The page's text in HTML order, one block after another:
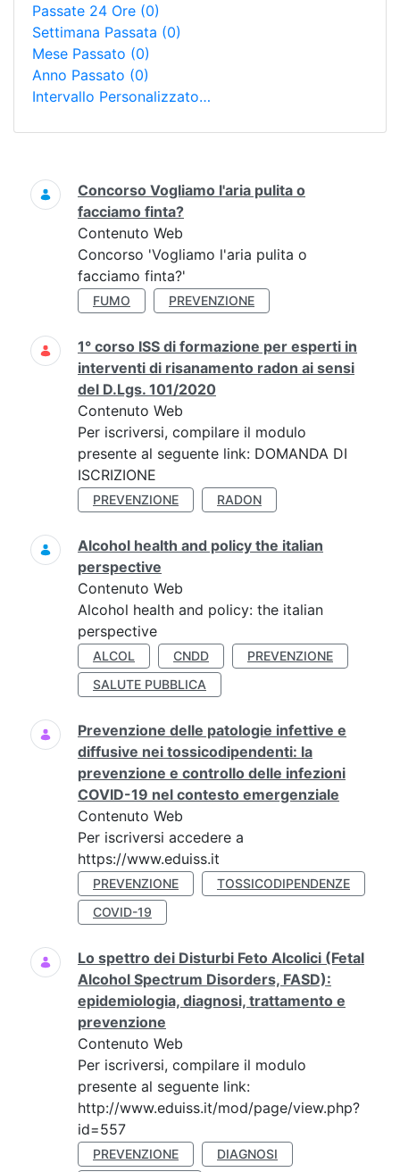
Passate 24 Ore (0)
Settimana Passata (0)
Mese Passato (0)
Anno Passato (0)
Intervallo Personalizzato…
Ricerca
Concorso Vogliamo l'aria pulita o
facciamo finta?
Contenuto Web
Concorso 'Vogliamo l'aria pulita o
facciamo finta?'
FUMO PREVENZIONE
1° corso ISS di formazione per esperti in
interventi di risanamento radon ai sensi
del D.Lgs. 101/2020
Contenuto Web
Per iscriversi, compilare il modulo
presente al seguente link: DOMANDA DI
ISCRIZIONE
PREVENZIONE RADON
Alcohol health and policy the italian
perspective
Contenuto Web
Alcohol health and policy: the italian
perspective
ALCOL CNDD
PREVENZIONE
SALUTE PUBBLICA
Prevenzione delle patologie infettive e
diffusive nei tossicodipendenti: la
prevenzione e controllo delle infezioni
COVID-19 nel contesto emergenziale
Contenuto Web
Per iscriversi accedere a
https://www.eduiss.it
PREVENZIONE
TOSSICODIPENDENZE
COVID-19
Lo spettro dei Disturbi Feto Alcolici (Fetal
Alcohol Spectrum Disorders, FASD):
epidemiologia, diagnosi, trattamento e
prevenzione
Contenuto Web
Per iscriversi, compilare il modulo
presente al seguente link:
http://www.eduiss.it/mod/page/view.php?
id=557
PREVENZIONE
DIAGNOSI